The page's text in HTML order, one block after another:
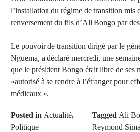
l’installation du régime de transition mis
renversement du fils d’Ali Bongo par
Le pouvoir de transition dirigé par le
Nguema, a déclaré mercredi, une
que le président Bongo était libre de ses
»autorisé à se rendre à l’étranger pour
médicaux ».
Posted in Actualité,
Politique
Tagged Ali
Reymond Sima